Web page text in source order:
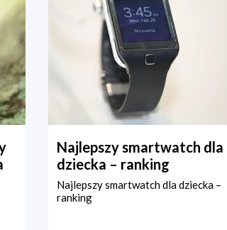
Najlepszy smartwatch dla
dziecka – ranking
Najlepszy smartwatch dla dziecka –
ranking